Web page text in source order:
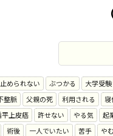
止められない ぶつかる 大学受験
整脈 父親の死 利用される 寝
平上皮癌 許せない やる気 起
術後 一人でいたい 苦手 や